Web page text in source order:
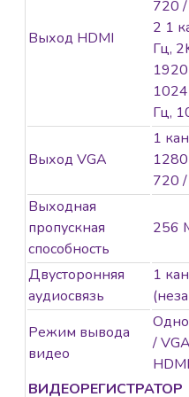
Выход HDMI
720
2 1
Гц,
Гц,
Выход VGA
1
720
Выходная
пропускная
способность
256
Двусторонняя
аудиосвязь
1
Режим вывода
видео
/
ВИДЕОРЕГИСТРАТОР